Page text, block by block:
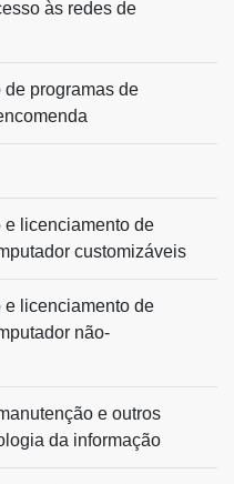
às redes de
programas de
e licenciamento de
customizáveis
e licenciamento de
não-
e outros
da informação